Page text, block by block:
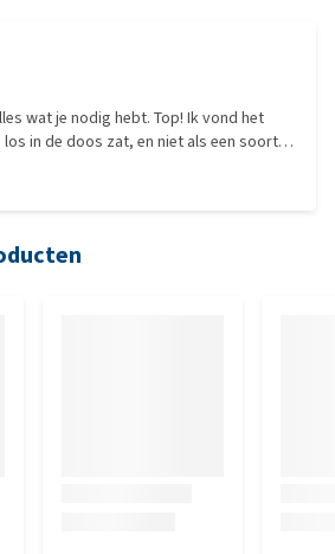
wat je nodig hebt. Top! Ik vond het
los in de doos zat, en niet als een soort
En een gebruiksaanwijzing van de